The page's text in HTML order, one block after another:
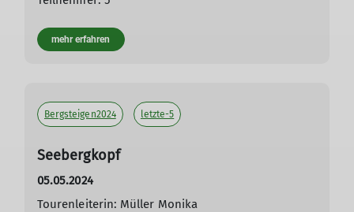
mehr erfahren
Bergsteigen2024 letzte-5
Seebergkopf
05.05.2024
Tourenleiterin: Müller Monika